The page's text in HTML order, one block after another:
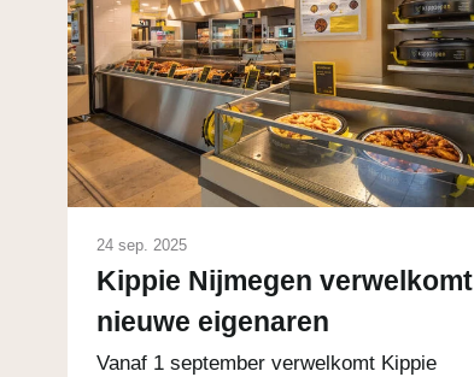
24 sep. 2025
Kippie Nijmegen verwelkomt
nieuwe eigenaren
Vanaf 1 september verwelkomt Kippie